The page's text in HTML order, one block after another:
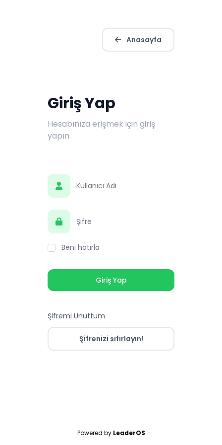
Anasayfa
Giriş Yap
Hesabınıza erişmek için giriş
yapın.
Beni hatırla
Giriş Yap
Şifremi Unuttum
Şifrenizi sıfırlayın!
Powered by LeaderOS